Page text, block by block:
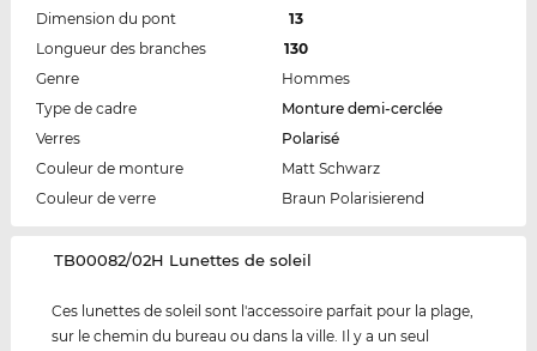
Dimension du pont
13
Longueur des branches
130
Genre
Hommes
Type de cadre
Monture demi-cerclée
Verres
Polarisé
Couleur de monture
Matt Schwarz
Couleur de verre
Braun Polarisierend
‌TB00082/02H Lunettes de soleil
Ces lunettes de soleil sont l'accessoire parfait pour la plage,
sur le chemin du bureau ou dans la ville. Il y a un seul